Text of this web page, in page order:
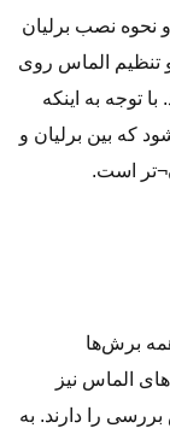
نحوه نصب برلیان
تنظیم الماس روی
توجه به اینکه
که بین برلیان و
است.
برش‌ها
الماس نیز
را دارند. به‌